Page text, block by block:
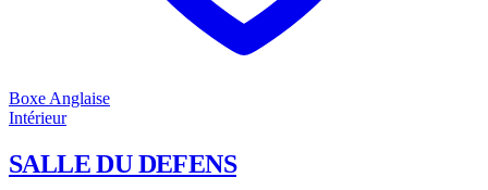
Boxe Anglaise
Intérieur
SALLE DU DEFENS